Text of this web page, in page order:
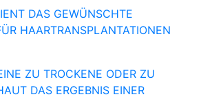
DAS GEWÜNSCHTE
HAARTRANSPLANTATIONEN
ZU TROCKENE ODER ZU
DAS ERGEBNIS EINER